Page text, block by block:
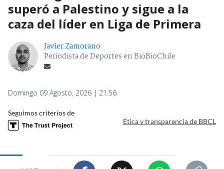
VER RESUMEN
Universidad de Chilesuperó 2-1 aPalestino, en
encuentro válido por la jornada 18 de la
Primera 2026y jugado en el Estadio Nacional.
segundo lugar deltorneoy manteniéndose a 12 del
líder Colo Colo.
Mientras, el cuadro de colonia no pudo darle caza a